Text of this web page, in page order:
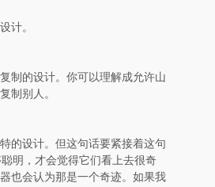
计。
的设计。你可以理解成允许山
制别人。
设计。但这句话要紧接着这句
明，才会觉得它们看上去很奇
也会认为那是一个奇迹。如果我